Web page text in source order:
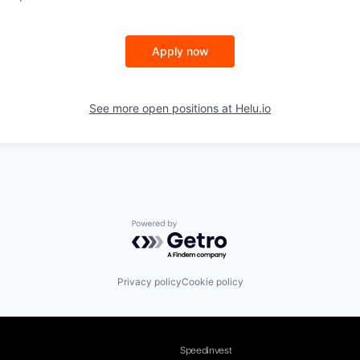
Apply now
See more open positions at Helu.io
Powered by Getro.com
Privacy policyCookie policy
Speedinvest